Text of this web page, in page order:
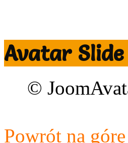
Avatar
©
Powrót na górę